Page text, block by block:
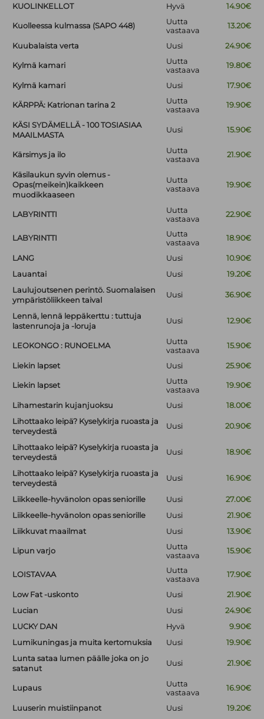
KUOLINKELLOT Hyvä 14.90€
Kuolleessa kulmassa (SAPO 448)
Uutta
vastaava
13.20€
Kuubalaista verta Uusi 24.90€
Kylmä kamari
Uutta
vastaava
19.80€
Kylmä kamari Uusi 17.90€
KÄRPPÄ: Katrionan tarina 2
Uutta
vastaava
19.90€
KÄSI SYDÄMELLÄ - 100 TOSIASIAA
MAAILMASTA
Uusi 15.90€
Kärsimys ja ilo
Uutta
vastaava
21.90€
Käsilaukun syvin olemus -
Opas(meikein)kaikkeen
muodikkaaseen
Uutta
vastaava
19.90€
LABYRINTTI
Uutta
vastaava
22.90€
LABYRINTTI
Uutta
vastaava
18.90€
LANG Uusi
10.90€
Lauantai
Uusi
19.20€
Laulujoutsenen perintö. Suomalaisen
ympäristöliikkeen taival
Uusi 36.90€
Lennä, lennä leppäkerttu : tuttuja
lastenrunoja ja -loruja
Uusi 12.90€
LEOKONGO : RUNOELMA
Uutta
vastaava
15.90€
Liekin lapset Uusi 25.90€
Liekin lapset
Uutta
vastaava
19.90€
Lihamestarin kujanjuoksu Uusi
18.00€
Lihottaako leipä? Kyselykirja ruoasta ja
terveydestä
Uusi 20.90€
Lihottaako leipä? Kyselykirja ruoasta ja
terveydestä
Uusi 18.90€
Lihottaako leipä? Kyselykirja ruoasta ja
terveydestä
Uusi 16.90€
Liikkeelle-hyvänolon opas seniorille Uusi
27.00€
Liikkeelle-hyvänolon opas seniorille
Uusi
21.90€
Liikkuvat maailmat
Uusi 13.90€
Lipun varjo
Uutta
vastaava
15.90€
LOISTAVAA
Uutta
vastaava
17.90€
Low Fat -uskonto Uusi
21.90€
Lucian
Uusi
24.90€
LUCKY DAN
Hyvä
9.90€
Lumikuningas ja muita kertomuksia
Uusi
19.90€
Lunta sataa lumen päälle joka on jo
satanut
Uusi 21.90€
Lupaus
Uutta
vastaava
16.90€
Luuserin muistiinpanot Uusi
19.20€